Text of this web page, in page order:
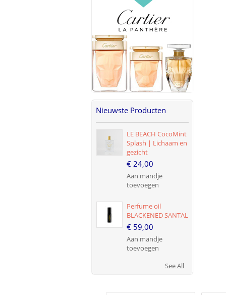
Nieuwste Producten
LE BEACH CocoMint
Splash | Lichaam en
gezicht
€ 24,00
Aan mandje
toevoegen
Perfume oil
BLACKENED SANTAL
€ 59,00
Aan mandje
toevoegen
See All